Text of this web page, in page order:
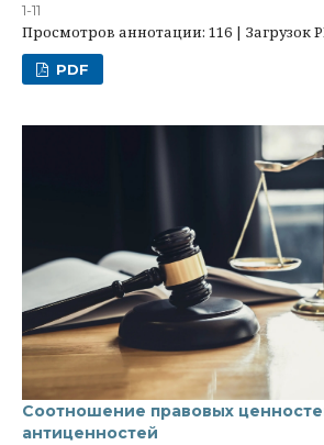
1-11
Просмотров аннотации: 116 | Загрузок
PDF
Соотношение правовых
антиценностей